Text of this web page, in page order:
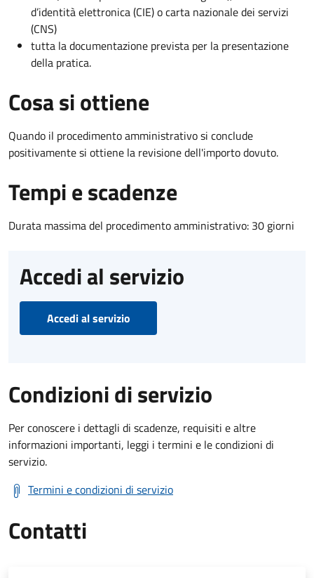
d’identità elettronica (CIE) o carta nazionale dei servizi
(CNS)
tutta la documentazione prevista per la presentazione
della pratica.
Cosa si ottiene
Quando il procedimento amministrativo si conclude
positivamente si ottiene la revisione dell'importo dovuto.
Tempi e scadenze
Durata massima del procedimento amministrativo: 30 giorni
Accedi al servizio
Accedi al servizio
Condizioni di servizio
Per conoscere i dettagli di scadenze, requisiti e altre
informazioni importanti, leggi i termini e le condizioni di
servizio.
Termini e condizioni di servizio
Contatti